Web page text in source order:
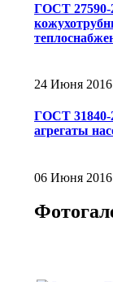
ГОСТ 27590-
24 Июня 2016
ГОСТ 31840-
агрегаты
06 Июня 2016